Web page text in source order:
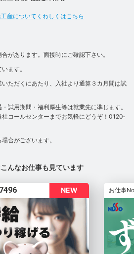
工産についてくわしくはこちら
があります。面接時にご確認下さい。
ます。
ただくにあたり、入社より通算３カ月間は試
試用期間・福利厚生等は就業先に準じます。
コールセンターまでお気軽にどうぞ！0120‐
合がございます。
んなお仕事も見ています
NEW お仕事